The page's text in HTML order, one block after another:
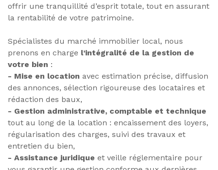
offrir une tranquillité d’esprit totale, tout en assurant
la rentabilité de votre patrimoine.
Spécialistes du marché immobilier local, nous
prenons en charge l’intégralité de la gestion de
votre bien :
- Mise en location avec estimation précise, diffusion
des annonces, sélection rigoureuse des locataires et
rédaction des baux,
- Gestion administrative, comptable et technique
tout au long de la location : encaissement des loyers,
régularisation des charges, suivi des travaux et
entretien du bien,
- Assistance juridique et veille réglementaire pour